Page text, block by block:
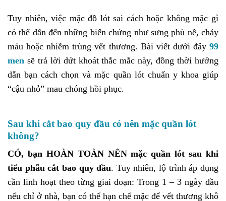
Tuy nhiên, việc mặc đồ lót sai cách hoặc không mặc gì
có thể dẫn đến những biến chứng như sưng phù nề, chảy
máu hoặc nhiễm trùng vết thương. Bài viết dưới đây 99
men sẽ trả lời dứt khoát thắc mắc này, đồng thời hướng
dẫn bạn cách chọn và mặc quần lót chuẩn y khoa giúp
“cậu nhỏ” mau chóng hồi phục.
Sau khi cắt bao quy đầu có nên mặc quần lót
không?
CÓ, bạn HOÀN TOÀN NÊN mặc quần lót sau khi
tiểu phẫu cắt bao quy đầu. Tuy nhiên, lộ trình áp dụng
cần linh hoạt theo từng giai đoạn: Trong 1 – 3 ngày đầu
nếu chỉ ở nhà, bạn có thể hạn chế mặc để vết thương khô